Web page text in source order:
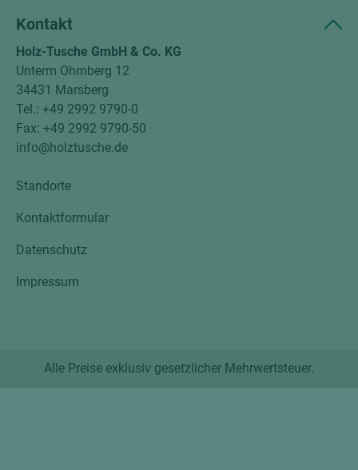
Kontakt
Holz-Tusche GmbH & Co. KG
Unterm Ohmberg 12
34431 Marsberg
Tel.: +49 2992 9790-0
Fax: +49 2992 9790-50
info@holztusche.de
Standorte
Kontaktformular
Datenschutz
Impressum
Alle Preise exklusiv gesetzlicher Mehrwertsteuer.